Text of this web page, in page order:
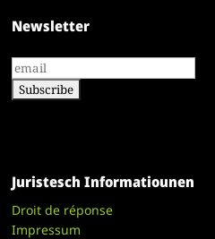
Newsletter
Juristesch Informatiounen
Droit de réponse
Impressum